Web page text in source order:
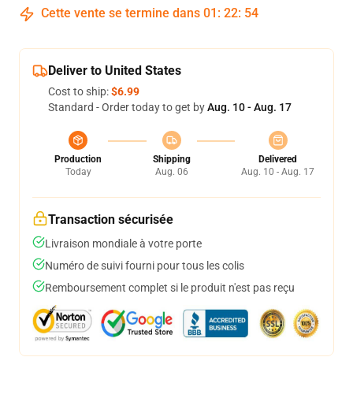
Cette vente se termine dans 01 : 22: 54
Deliver to United States
Cost to ship:$6.99
Standard - Order today to get byAug. 10 - Aug. 17
Production
Today
Shipping
Aug. 06
Delivered
Aug. 10 - Aug. 17
Transaction sécurisée
Livraison mondiale à votre porte
Numéro de suivi fourni pour tous les colis
Remboursement complet si le produit n'est pas reçu